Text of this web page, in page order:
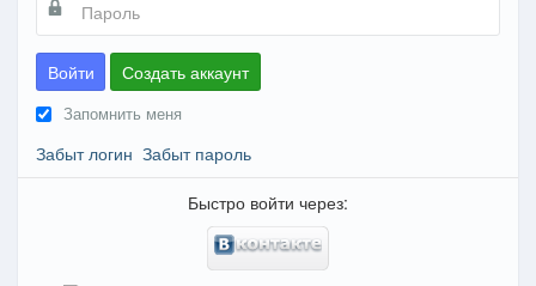
Войти Создать аккаунт
Запомнить меня
Забыт логин Забыт пароль
Быстро войти через: